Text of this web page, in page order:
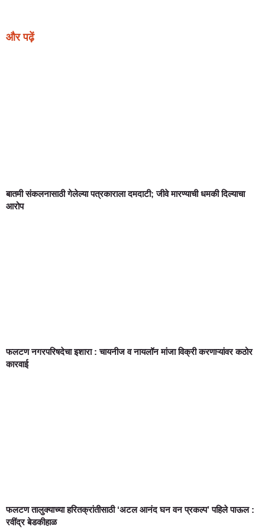
और पढ़ें
बातमी संकलनासाठी गेलेल्या पत्रकाराला दमदाटी; जीवे मारण्याची धमकी दिल्याचा
आरोप
फलटण नगरपरिषदेचा इशारा : चायनीज व नायलॉन मांजा विक्री करणाऱ्यांवर कठोर
कारवाई
फलटण तालुक्याच्या हरितक्रांतीसाठी ‘अटल आनंद घन वन प्रकल्प’ पहिले पाऊल :
रवींद्र बेडकीहाळ